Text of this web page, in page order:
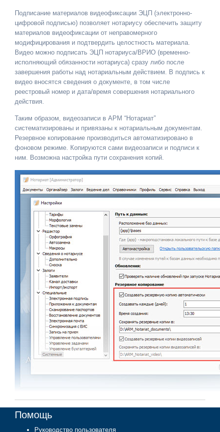
Подписание материалов видеофиксации ЭЦП (электронно-
цифровой подписью) позволяет нотариусу обеспечить защиту
материалов видеофиксации от неправомерного
модифицирования и подтвердить целостность материала.
Видео можно подписать ЭЦП нотариуса/ВРИО (временно-
исполняющий обязанности нотариуса) сразу либо после
завершения работы над нотариальным действием. В подпись к
видео вносятся сведения о документе, в том числе
реестровый номер и дата/время совершения нотариального
действия.
Таким образом, видеозаписи в АРМ “Нотариат”
систематизированы и привязаны к нотариальным документам.
Резервное копирование производиться автоматизировано в
фоновом режиме. Копируются сами видеозаписи и подписи к
ним. Возможна настройка пути сохранения копий.
Помощь
Руководство пользователя